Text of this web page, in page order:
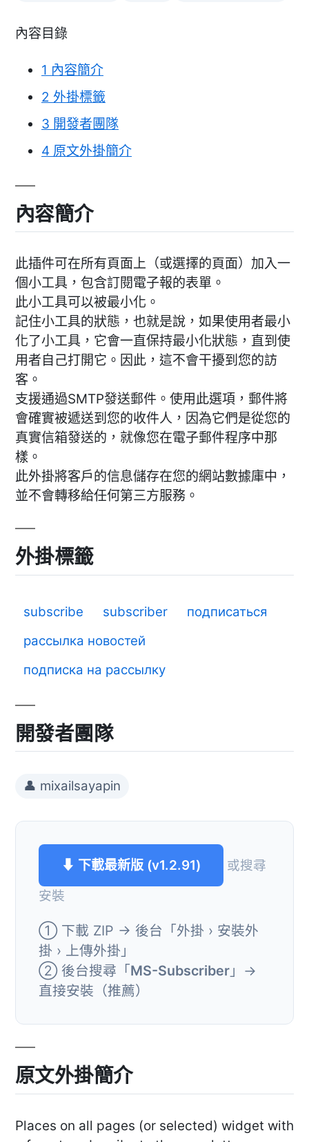
內容目錄
1 內容簡介
2 外掛標籤
3 開發者團隊
4 原文外掛簡介
內容簡介
此插件可在所有頁面上（或選擇的頁面）加入一
個小工具，包含訂閱電子報的表單。
此小工具可以被最小化。
記住小工具的狀態，也就是說，如果使用者最小
化了小工具，它會一直保持最小化狀態，直到使
用者自己打開它。因此，這不會干擾到您的訪
客。
支援通過SMTP發送郵件。使用此選項，郵件將
會確實被遞送到您的收件人，因為它們是從您的
真實信箱發送的，就像您在電子郵件程序中那
樣。
此外掛將客戶的信息儲存在您的網站數據庫中，
並不會轉移給任何第三方服務。
外掛標籤
subscribe subscriber
подписаться
рассылка новостей
подписка на рассылку
開發者團隊
👤 mixailsayapin
⬇ 下載最新版 (v1.2.91)
或搜尋
安裝
① 下載 ZIP → 後台「外掛 › 安裝外
掛 › 上傳外掛」
② 後台搜尋「MS-Subscriber 」→
直接安裝（推薦）
原文外掛簡介
Places on all pages (or selected) widget with